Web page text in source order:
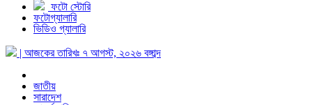
ফটো স্টোরি
ফটোগ্যালারি
ভিডিও গ্যালারি
| আজকের তারিখঃ ৭ আগস্ট, ২০২৬ বঙ্গাব্দ
জাতীয়
সারাদেশ